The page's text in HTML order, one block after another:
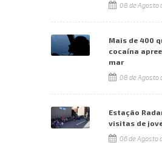
08 de Agosto
Mais de 400
cocaína
mar
08 de Agosto
Estação
visitas de
06 de Agosto